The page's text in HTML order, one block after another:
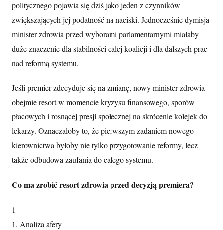
politycznego pojawia się dziś jako jeden z czynników
zwiększających jej podatność na naciski. Jednocześnie dymisja
minister zdrowia przed wyborami parlamentarnymi miałaby
duże znaczenie dla stabilności całej koalicji i dla dalszych prac
nad reformą systemu.
Jeśli premier zdecyduje się na zmianę, nowy minister zdrowia
obejmie resort w momencie kryzysu finansowego, sporów
płacowych i rosnącej presji społecznej na skrócenie kolejek do
lekarzy. Oznaczałoby to, że pierwszym zadaniem nowego
kierownictwa byłoby nie tylko przygotowanie reformy, lecz
także odbudowa zaufania do całego systemu.
Co ma zrobić resort zdrowia przed decyzją premiera?
1
1. Analiza afery